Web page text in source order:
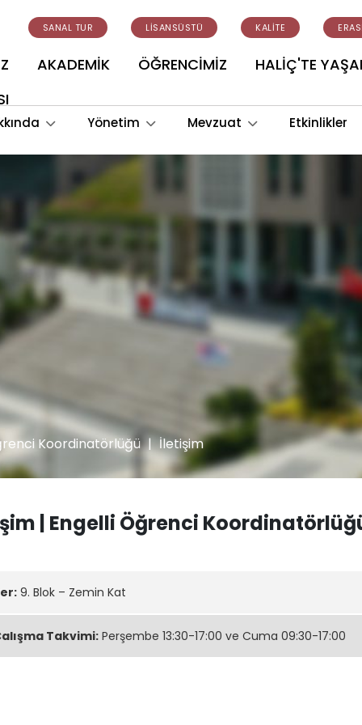
SANAL TUR LİSANSÜSTÜ KALİTE
AKADEMİK ÖĞRENCİMİZ
HALİÇ'TE
Yönetim Mevzuat Etkinlikler
Koordinatörlüğü | İletişim
| Engelli Öğrenci
9. Blok – Zemin Kat
Takvimi:Perşembe 13:30-17:00 ve Cuma 09:30-17:00